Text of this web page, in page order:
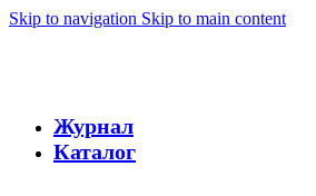
Skip to navigation Skip to main content
Журнал
Каталог